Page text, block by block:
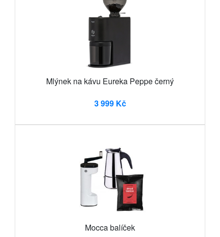
Mlýnek na kávu Eureka Peppe černý
3 999 Kč
Mocca balíček